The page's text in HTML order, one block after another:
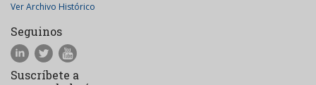
Ver Archivo Histórico
Seguinos
Suscríbete a